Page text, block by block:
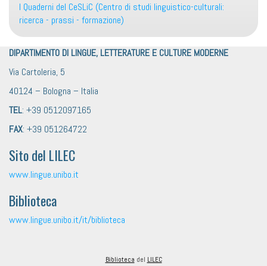
I Quaderni del CeSLiC (Centro di studi linguistico-culturali:
ricerca - prassi - formazione)
DIPARTIMENTO DI LINGUE, LETTERATURE E CULTURE MODERNE
Via Cartoleria, 5
40124 – Bologna – Italia
TEL: +39 0512097165
FAX: +39 051264722
Sito del LILEC
www.lingue.unibo.it
Biblioteca
www.lingue.unibo.it/it/biblioteca
Biblioteca del LILEC